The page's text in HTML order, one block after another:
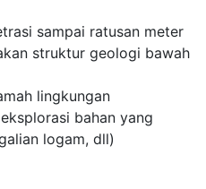
sampai ratusan meter
struktur geologi bawah
lingkungan
bahan yang
logam, dll)